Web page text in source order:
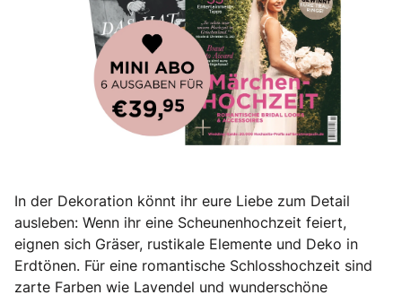
In der Dekoration könnt ihr eure Liebe zum Detail
ausleben: Wenn ihr eine Scheunenhochzeit feiert,
eignen sich Gräser, rustikale Elemente und Deko in
Erdtönen. Für eine romantische Schlosshochzeit sind
zarte Farben wie Lavendel und wunderschöne